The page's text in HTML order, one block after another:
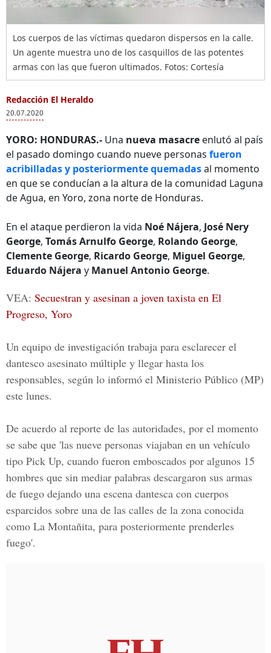
Los cuerpos de las víctimas quedaron dispersos en la calle.
Un agente muestra uno de los casquillos de las potentes
armas con las que fueron ultimados. Fotos: Cortesía
Redacción El Heraldo
20.07.2020
YORO: HONDURAS.- Una nueva masacre enlutó al país
el pasado domingo cuando nueve personas fueron
acribilladas y posteriormente quemadasal momento
en que se conducían a la altura de la comunidad Laguna
de Agua, en Yoro, zona norte de Honduras.
En el ataque perdieron la vida Noé Nájera, José Nery
George, Tomás Arnulfo George, Rolando George,
Clemente George, Ricardo George, Miguel George,
Eduardo Nájera y Manuel Antonio George.
VEA: Secuestran y asesinan a joven taxista en El
Progreso, Yoro
Un equipo de investigación trabaja para esclarecer el
dantesco asesinato múltiple y llegar hasta los
responsables, según lo informó el Ministerio Público (MP)
este lunes.
De acuerdo al reporte de las autoridades, por el momento
se sabe que 'las nueve personas viajaban en un vehículo
tipo Pick Up, cuando fueron emboscados por algunos 15
hombres que sin mediar palabras descargaron sus armas
de fuego dejando una escena dantesca con cuerpos
esparcidos sobre una de las calles de la zona conocida
como La Montañita, para posteriormente prenderles
fuego'.